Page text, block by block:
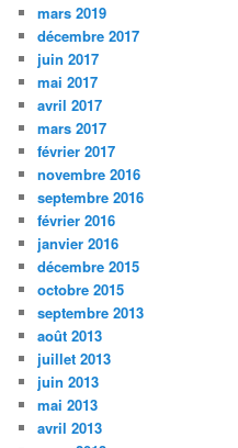
mars 2019
décembre 2017
juin 2017
mai 2017
avril 2017
mars 2017
février 2017
novembre 2016
septembre 2016
février 2016
janvier 2016
décembre 2015
octobre 2015
septembre 2013
août 2013
juillet 2013
juin 2013
mai 2013
avril 2013